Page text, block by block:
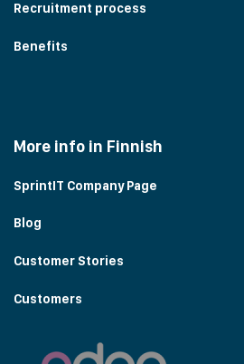
Recruitment process
Benefits
More info in Finnish
SprintIT Company Page
Blog
Customer Stories
Customers